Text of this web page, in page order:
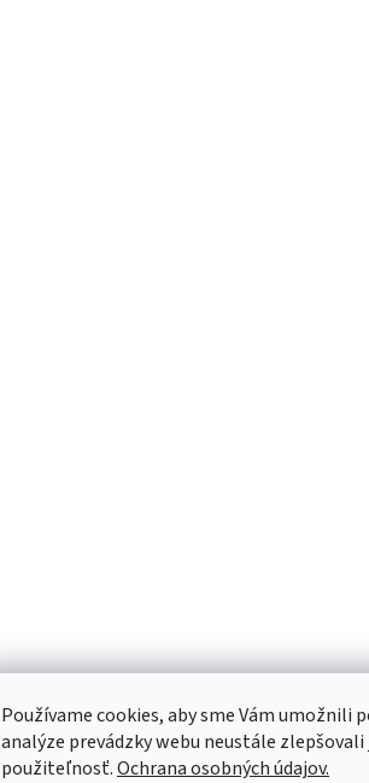
Používame cookies, aby sme Vám umožnili
analýze prevádzky webu neustále zlepšovali
použiteľnosť.Ochrana osobných údajov.